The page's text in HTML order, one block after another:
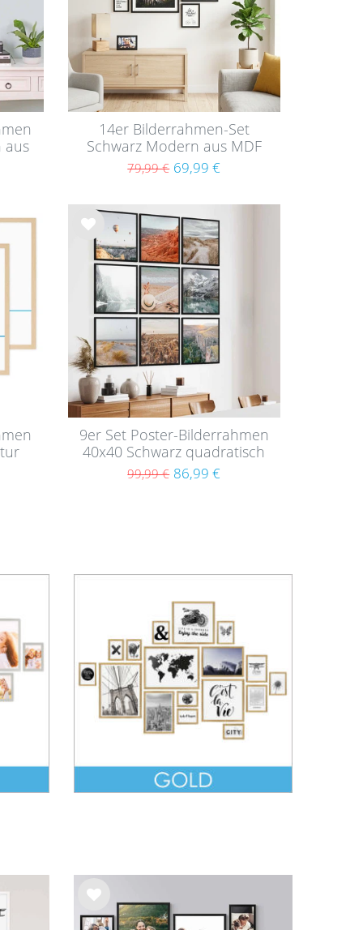
aus
14er Bilderrahmen-Set
Schwarz Modern aus MDF
79,99 € 69,99 €
Wu
hlist
9er Set Poster-Bilderrahmen
40x40 Schwarz quadratisch
MDF mit Acrylglas
99,99 € 86,99 €
nsc